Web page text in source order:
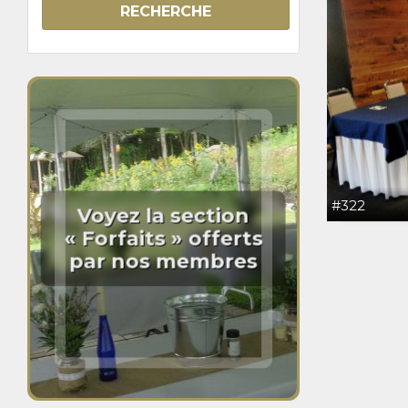
RECHERCHE
Voyez la section
« Forfaits » offerts
par nos membres
#322